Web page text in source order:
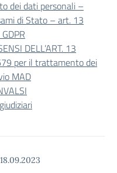
dei dati personali –
di Stato – art. 13
DELL’ART. 13
per il trattamento dei
MAD
18.09.2023